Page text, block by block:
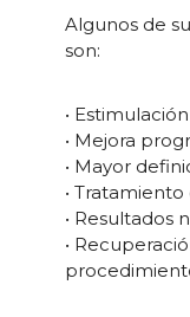
Algunos de
son:
•
• Mejora
• Mayor
•
• Resultados
•